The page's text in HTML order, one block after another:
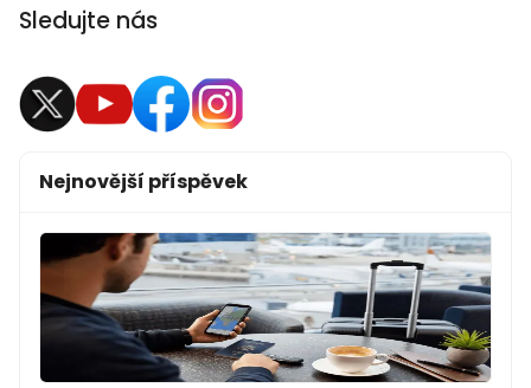
Sledujte nás
Nejnovější příspěvek